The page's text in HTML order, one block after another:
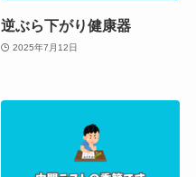
逆ぶら下がり健康器
2025年7月12日